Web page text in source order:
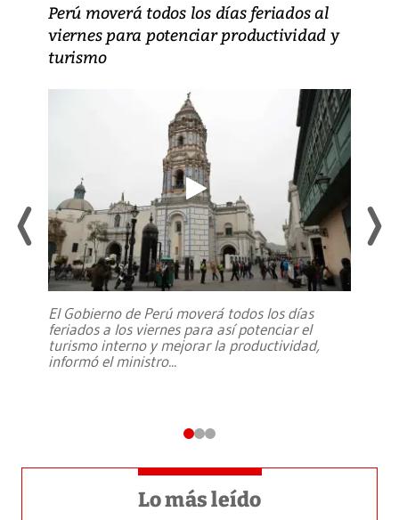
Perú moverá todos los días feriados al
viernes para potenciar productividad y
turismo
El Gobierno de Perú moverá todos los días
feriados a los viernes para así potenciar el
turismo interno y mejorar la productividad,
informó el ministro...
Lo más leído